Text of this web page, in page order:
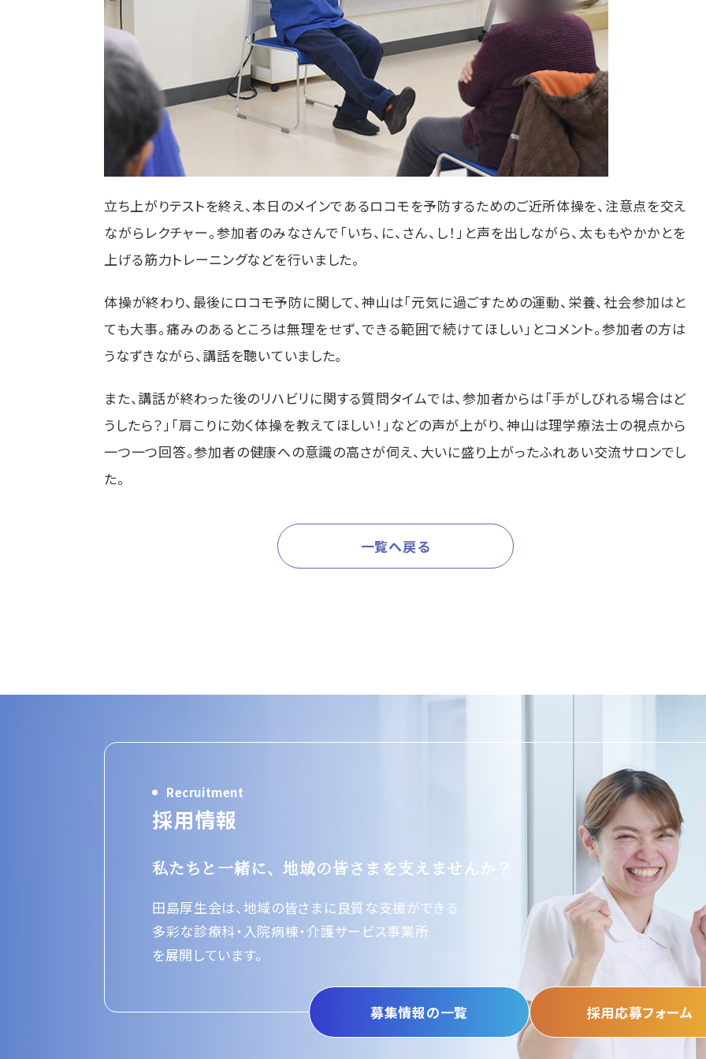
立ち上がりテストを終え、本日のメインであるロコモを予防するためのご近所体操を、注意点を交え
ながらレクチャー。参加者のみなさんで「いち、に、さん、し！」と声を出しながら、太ももやかかとを
上げる筋力トレーニングなどを行いました。
体操が終わり、最後にロコモ予防に関して、神山は「元気に過ごすための運動、栄養、社会参加はと
ても大事。痛みのあるところは無理をせず、できる範囲で続けてほしい」とコメント。参加者の方は
うなずきながら、講話を聴いていました。
また、講話が終わった後のリハビリに関する質問タイムでは、参加者からは「手がしびれる場合はど
うしたら？」「肩こりに効く体操を教えてほしい！」などの声が上がり、神山は理学療法士の視点から
一つ一つ回答。参加者の健康への意識の高さが伺え、大いに盛り上がったふれあい交流サロンでし
た。
一覧へ戻る
Recruitment
採用情報
私たちと一緒に、地域の皆さまを支えませんか？
田島厚生会は、地域の皆さまに良質な支援ができる
多彩な診療科・入院病棟・介護サービス事業所
を展開しています。
募集情報の一覧 採用応募フォーム